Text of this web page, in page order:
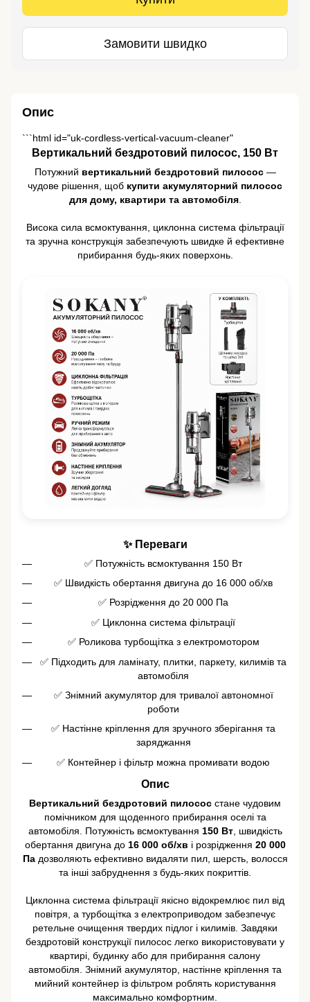
Замовити швидко
Опис
```html id="uk-cordless-vertical-vacuum-cleaner"
Вертикальний бездротовий пилосос, 150 Вт
Потужний вертикальний бездротовий пилосос—
чудове рішення, щоб купити акумуляторний пилосос
для дому, квартири та автомобіля.
Висока сила всмоктування, циклонна система фільтрації
та зручна конструкція забезпечують швидке й ефективне
прибирання будь-яких поверхонь.
✨ Переваги
✅ Потужність всмоктування 150 Вт
✅ Швидкість обертання двигуна до 16 000 об/хв
✅ Розрідження до 20 000 Па
✅ Циклонна система фільтрації
✅ Роликова турбощітка з електромотором
✅ Підходить для ламінату, плитки, паркету, килимів та
автомобіля
✅ Знімний акумулятор для тривалої автономної
роботи
✅ Настінне кріплення для зручного зберігання та
заряджання
✅ Контейнер і фільтр можна промивати водою
Опис
Вертикальний бездротовий пилосос стане чудовим
помічником для щоденного прибирання оселі та
автомобіля. Потужність всмоктування 150 Вт, швидкість
обертання двигуна до 16 000 об/хв і розрідження 20 000
Падозволяють ефективно видаляти пил, шерсть, волосся
та інші забруднення з будь-яких покриттів.
Циклонна система фільтрації якісно відокремлює пил від
повітря, а турбощітка з електроприводом забезпечує
ретельне очищення твердих підлог і килимів. Завдяки
бездротовій конструкції пилосос легко використовувати у
квартирі, будинку або для прибирання салону
автомобіля. Знімний акумулятор, настінне кріплення та
мийний контейнер із фільтром роблять користування
максимально комфортним.